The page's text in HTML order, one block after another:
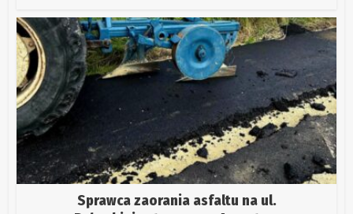
Sprawca zaorania asfaltu na ul.